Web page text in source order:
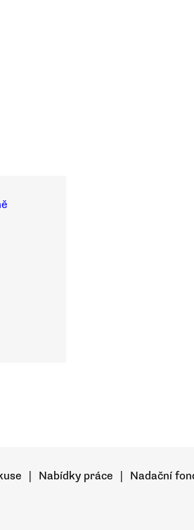
Nabídky práce Nadační